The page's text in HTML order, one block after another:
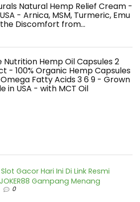
Natural Hemp Relief Cream -
- Arnica, MSM, Turmeric, Emu
Discomfort from…
Nutrition Hemp Oil Capsules 2
- 100% Organic Hemp Capsules
Fatty Acids 3 6 9 - Grown
in USA - with MCT Oil
Gacor Hari Ini Di Link Resmi
Gampang Menang
0